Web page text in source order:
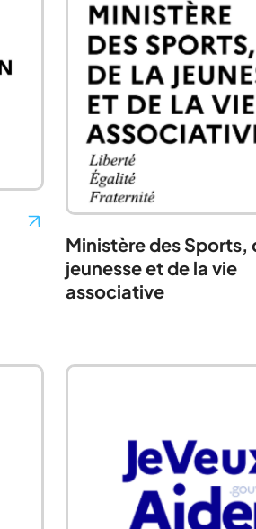
Ministère des Sports,
jeunesse et de la vie
associative